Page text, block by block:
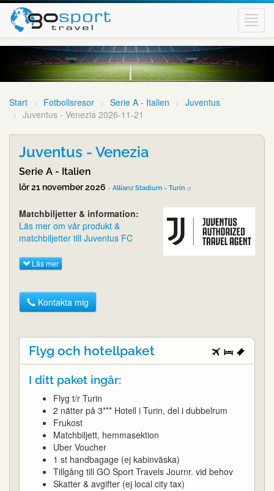
Start Fotbollsresor Serie A - Italien
Juventus
Juventus - Venezia 2026-11-21
Juventus - Venezia
Serie A - Italien
lör 21 november 2026 - Allianz Stadium - Turin
Matchbiljetter & information:
Läs mer om vår produkt &
matchbiljetter till Juventus FC
Läs mer
Kontakta mig
Flyg och hotellpaket
I ditt paket ingår:
Flyg t/r Turin
2 nätter på 3*** Hotell i Turin, del i dubbelrum
Frukost
Matchbiljett, hemmasektion
Uber Voucher
1 st handbagage (ej kabinväska)
Tillgång till GO Sport Travels Journr. vid behov
Skatter & avgifter (ej local city tax)